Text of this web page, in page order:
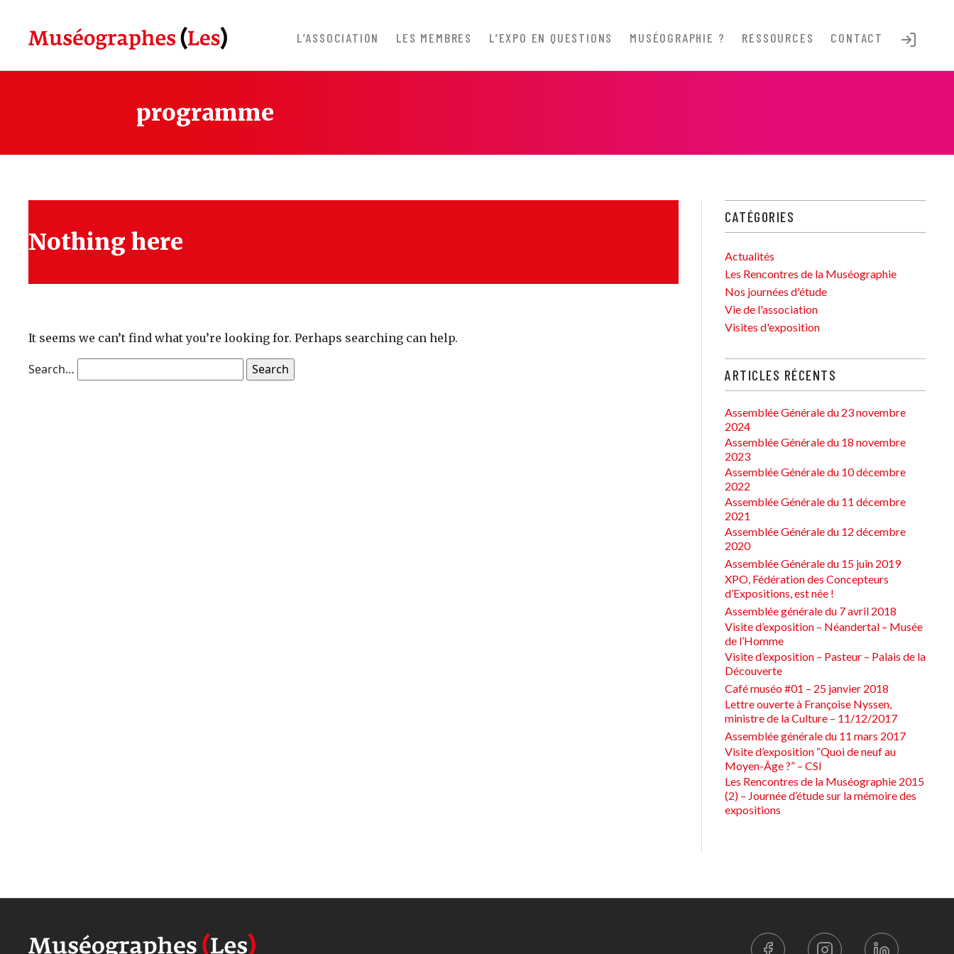
content
L’ASSOCIATION LES MEMBRES L’EXPO EN QUESTIONS MUSÉOGRAPHIE ? RESSOURCES CONTACT
programme
Nothing here
It seems we can’t find what you’re looking for. Perhaps searching can help.
Search…
CATÉGORIES
Actualités
Les Rencontres de la Muséographie
Nos journées d'étude
Vie de l'association
Visites d'exposition
ARTICLES RÉCENTS
Assemblée Générale du 23 novembre
2024
Assemblée Générale du 18 novembre
2023
Assemblée Générale du 10 décembre
2022
Assemblée Générale du 11 décembre
2021
Assemblée Générale du 12 décembre
2020
Assemblée Générale du 15 juin 2019
XPO, Fédération des Concepteurs
d’Expositions, est née !
Assemblée générale du 7 avril 2018
Visite d’exposition – Néandertal – Musée
de l’Homme
Visite d’exposition – Pasteur – Palais de la
Découverte
Café muséo #01 – 25 janvier 2018
Lettre ouverte à Françoise Nyssen,
ministre de la Culture – 11/12/2017
Assemblée générale du 11 mars 2017
Visite d’exposition “Quoi de neuf au
Moyen-Âge ?” – CSI
Les Rencontres de la Muséographie 2015
(2) – Journée d’étude sur la mémoire des
expositions